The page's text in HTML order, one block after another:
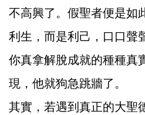
不高興了。假聖者便是如
利生，而是利己，口口聲
你真拿解脫成就的種種真
現，他就狗急跳牆了。
其實，若遇到真正的大聖